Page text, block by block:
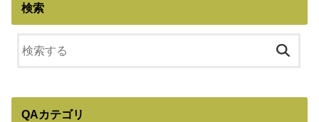
検索
QAカテゴリ